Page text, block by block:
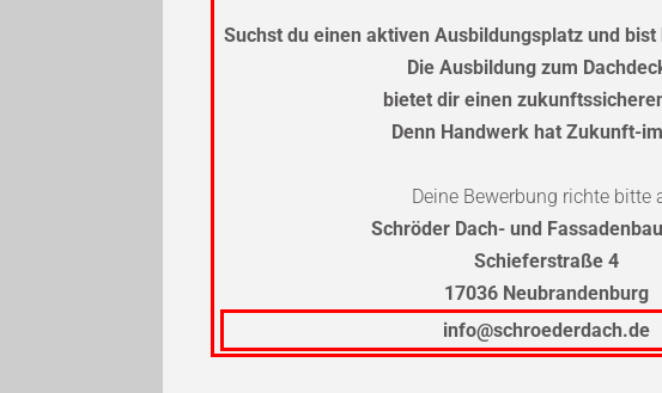
Suchst du einen aktiven Ausbildungsplatz und
Die Ausbildung zum
bietet dir einen
Denn Handwerk hat Zukunft-
Deine Bewerbung richte bitte
Schröder Dach- und
Schieferstraße 4
17036 Neubrandenburg
info@schroederdach.de